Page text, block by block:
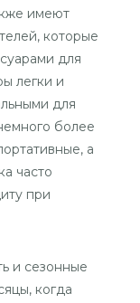
имеют
которые
для
легки и
для
более
а
часто
при
и сезонные
когда